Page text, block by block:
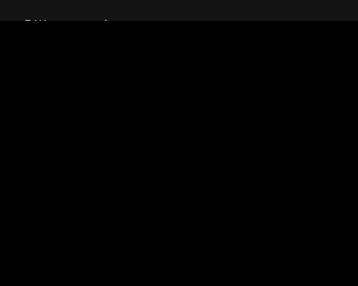
БАҚ арналған бағдарламалар